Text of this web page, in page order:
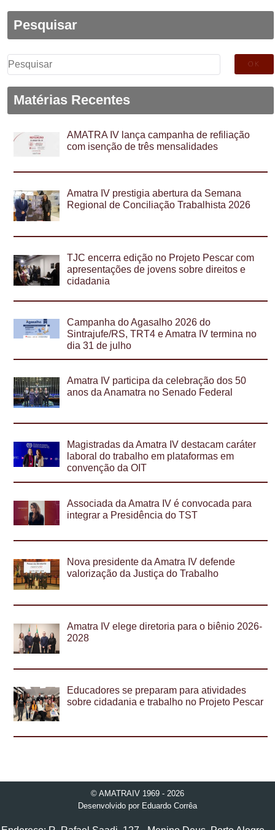
Pesquisar
Pesquisar
por:
Matérias Recentes
AMATRA IV lança campanha de refiliação
com isenção de três mensalidades
Amatra IV prestigia abertura da Semana
Regional de Conciliação Trabalhista 2026
TJC encerra edição no Projeto Pescar com
apresentações de jovens sobre direitos e
cidadania
Campanha do Agasalho 2026 do
Sintrajufe/RS, TRT4 e Amatra IV termina no
dia 31 de julho
Amatra IV participa da celebração dos 50
anos da Anamatra no Senado Federal
Magistradas da Amatra IV destacam caráter
laboral do trabalho em plataformas em
convenção da OIT
Associada da Amatra IV é convocada para
integrar a Presidência do TST
Nova presidente da Amatra IV defende
valorização da Justiça do Trabalho
Amatra IV elege diretoria para o biênio 2026-
2028
Educadores se preparam para atividades
sobre cidadania e trabalho no Projeto Pescar
© AMATRAIV 1969 - 2026
Desenvolvido por Eduardo Corrêa